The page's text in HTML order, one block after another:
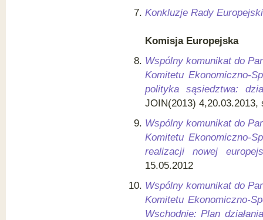
Konkluzje Rady
Komisja Europejska
Wspólny komunikat do
Komitetu Ekonomiczno-
polityka sąsiedztwa:
JOIN(2013) 4,20.03.2013,
Wspólny komunikat do
Komitetu Ekonomiczno-
realizacji nowej
15.05.2012
Wspólny komunikat do
Komitetu Ekonomiczno-
Wschodnie: Plan